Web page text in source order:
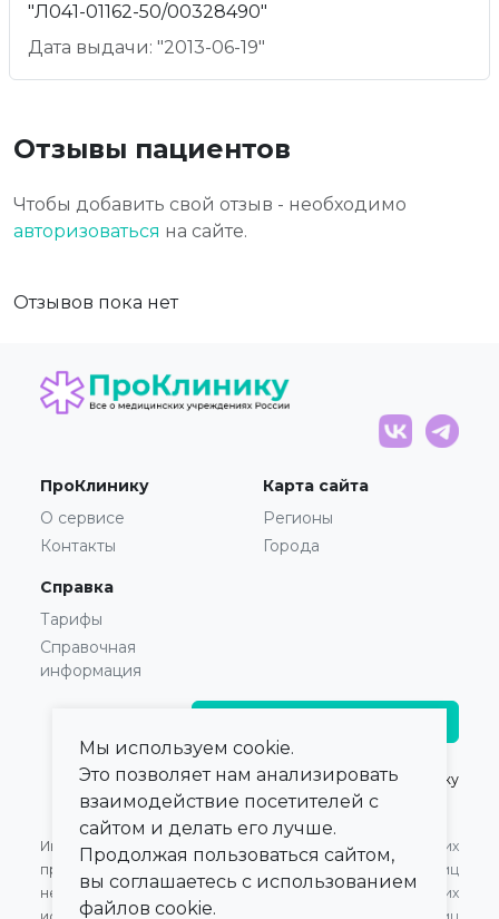
"Л041-01162-50/00328490"
Дата выдачи: "2013-06-19"
Отзывы пациентов
Чтобы добавить свой отзыв - необходимо
авторизоваться на сайте.
Отзывов пока нет
ПроКлинику
О сервисе
Контакты
Карта сайта
Регионы
Города
Справка
Тарифы
Справочная
информация
© 2021 — 2026,ПроКлинику
Информация,
представленная на сайте,
не может быть
Оферта для Юридических
лиц
Оферта для Физических
Мы используем cookie.
Это позволяет нам анализировать
взаимодействие посетителей с
сайтом и делать его лучше.
Продолжая пользоваться сайтом,
вы соглашаетесь с использованием
файлов cookie.